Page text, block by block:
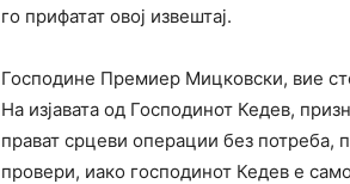
го прифатат овој извештај.
Господине Премиер Мицковски, вие
На изјавата од Господинот Кедев,
прават срцеви операции без потреба,
провери, иако господинот Кедев е